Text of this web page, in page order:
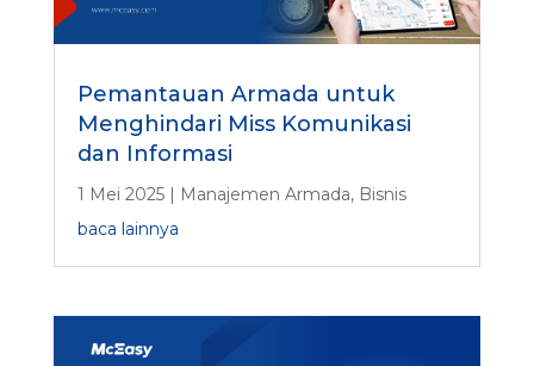
Pemantauan Armada untuk
Menghindari Miss Komunikasi
dan Informasi
1 Mei 2025| Manajemen Armada, Bisnis
baca lainnya